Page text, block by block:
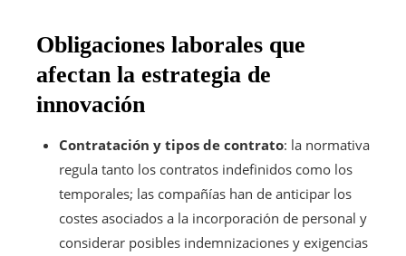
Obligaciones laborales que
afectan la estrategia de
innovación
Contratación y tipos de contrato: la normativa
regula tanto los contratos indefinidos como los
temporales; las compañías han de anticipar los
costes asociados a la incorporación de personal y
considerar posibles indemnizaciones y exigencias